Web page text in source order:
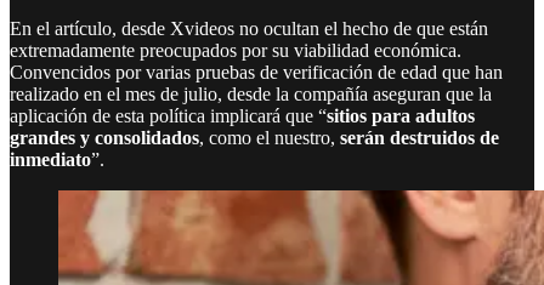
En el artículo, desde Xvideos no ocultan el hecho de que están
extremadamente preocupados por su viabilidad económica.
Convencidos por varias pruebas de verificación de edad que han
realizado en el mes de julio, desde la compañía aseguran que la
aplicación de esta política implicará que “sitios para adultos
grandes y consolidados, como el nuestro, serán destruidos de
inmediato”.